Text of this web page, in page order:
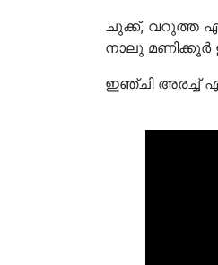
ചുക്ക്, വറുത്ത
നാലു മണിക്കൂർ
ഇഞ്ചി അരച്ച്